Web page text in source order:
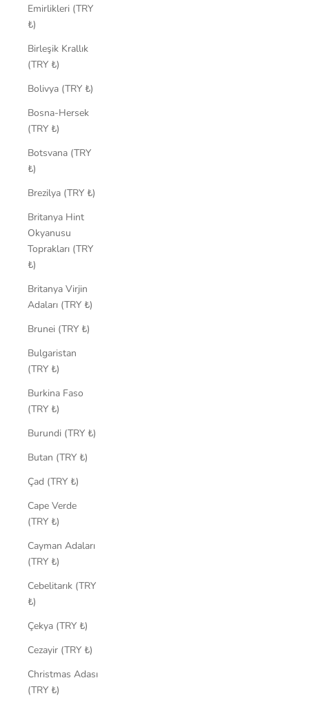
Emirlikleri (TRY
₺)
Birleşik Krallık
(TRY ₺)
Bolivya (TRY ₺)
Bosna-Hersek
(TRY ₺)
Botsvana (TRY
₺)
Brezilya (TRY ₺)
Britanya Hint
Okyanusu
Toprakları (TRY
₺)
Britanya Virjin
Adaları (TRY ₺)
Brunei (TRY ₺)
Bulgaristan
(TRY ₺)
Burkina Faso
(TRY ₺)
Burundi (TRY ₺)
Butan (TRY ₺)
Çad (TRY ₺)
Cape Verde
(TRY ₺)
Cayman Adaları
(TRY ₺)
Cebelitarık (TRY
₺)
Çekya (TRY ₺)
Cezayir (TRY ₺)
Christmas Adası
(TRY ₺)